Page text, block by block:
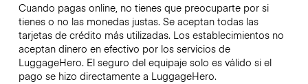
Cuando pagas online, no tienes que preocuparte por si
tienes o no las monedas justas. Se aceptan todas las
tarjetas de crédito más utilizadas. Los establecimientos no
aceptan dinero en efectivo por los servicios de
LuggageHero. El seguro del equipaje solo es válido si el
pago se hizo directamente a LuggageHero.